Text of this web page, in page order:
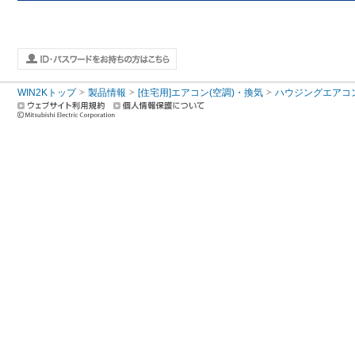
WIN2Kトップ 製品情報 [住宅用]エアコン(空調)・換気 ハウジングエアコ